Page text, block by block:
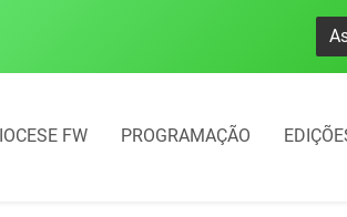
FW PROGRAMAÇÃO